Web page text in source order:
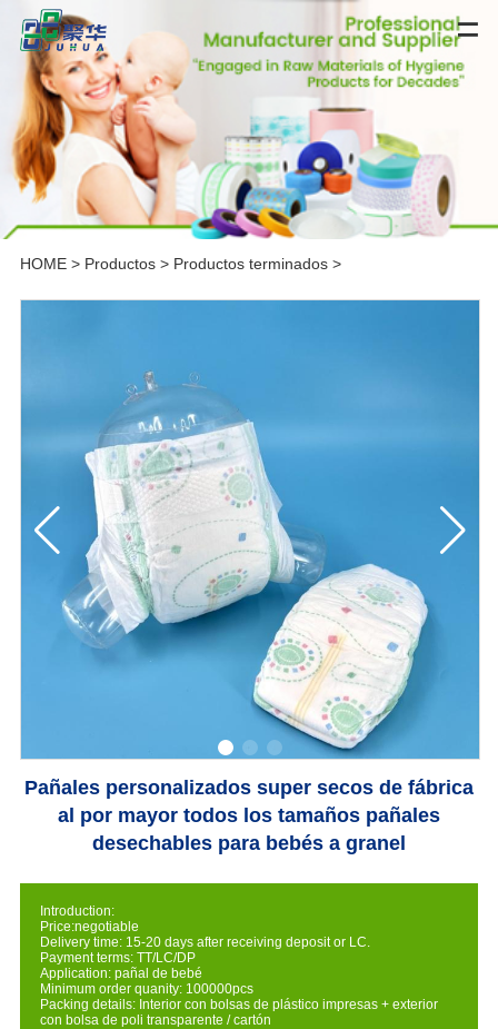
HOME> Productos> Productos terminados>
Pañales personalizados super secos de fábrica
al por mayor todos los tamaños pañales
desechables para bebés a granel
Introduction:
Price:negotiable
Delivery time: 15-20 days after receiving deposit or LC.
Payment terms: TT/LC/DP
Application: pañal de bebé
Minimum order quanity: 100000pcs
Packing details: Interior con bolsas de plástico impresas + exterior
con bolsa de poli transparente / cartón